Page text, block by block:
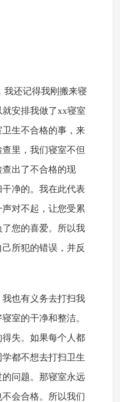
还记得我刚搬来寝
安排我做了xx寝室
生不合格的事，来
里，我们寝室不但
出了不合格的现
净的。我在此代表
对不起，让您受累
您的喜爱。所以我
所犯的错误，并反
也有义务去打扫我
室的干净和整洁。
失。如果每个人都
都不想去打扫卫生
问题。那寝室永远
会合格。所以我们